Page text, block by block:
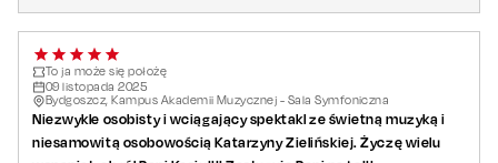
To ja może się położę
09 listopada 2025
Bydgoszcz, Kampus Akademii Muzycznej - Sala Symfoniczna
Niezwykle osobisty i wciągający spektakl ze świetną muzyką i
niesamowitą osobowością Katarzyny Zielińskiej. Życzę wielu